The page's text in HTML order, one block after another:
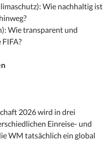
Wie nachhaltig ist
Wie transparent und
2026 wird in drei
Einreise- und
WM tatsächlich ein global